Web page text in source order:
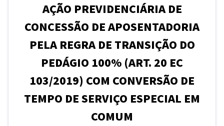
AÇÃO PREVIDENCIÁRIA DE
CONCESSÃO DE APOSENTADORIA
PELA REGRA DE TRANSIÇÃO DO
PEDÁGIO 100% (ART. 20 EC
103/2019) COM CONVERSÃO DE
TEMPO DE SERVIÇO ESPECIAL EM
COMUM